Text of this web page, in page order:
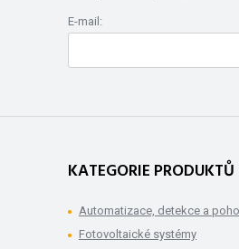
E-mail:
KATEGORIE PRODUKTŮ
Automatizace, detekce a
Fotovoltaické systémy